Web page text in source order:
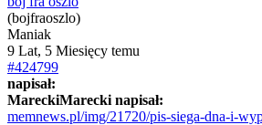
(bojfraoszlo)
Maniak
9 Lat, 5 Miesięcy temu
#424799
napisał:
MareckiMarecki napisał:
memnews.pl/img/21720/pis-siega-dna-i-